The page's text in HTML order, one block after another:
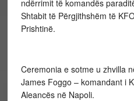
ndërrimit të komandës
Shtabit të Përgjithshëm të
Prishtinë.
Ceremonia e sotme u zhvilla
James Foggo – komandant i
Aleancës në Napoli.